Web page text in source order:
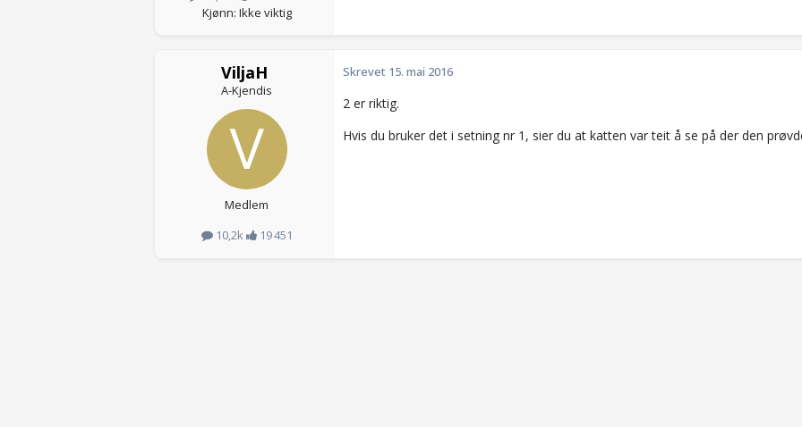
Kjønn: Ikke viktig
ViljaH
A-Kjendis
Medlem
10,2k
19 451
Skrevet 15. mai 2016
2 er riktig.
Hvis du bruker det i setning nr 1, sier du at katten var teit å se på der den